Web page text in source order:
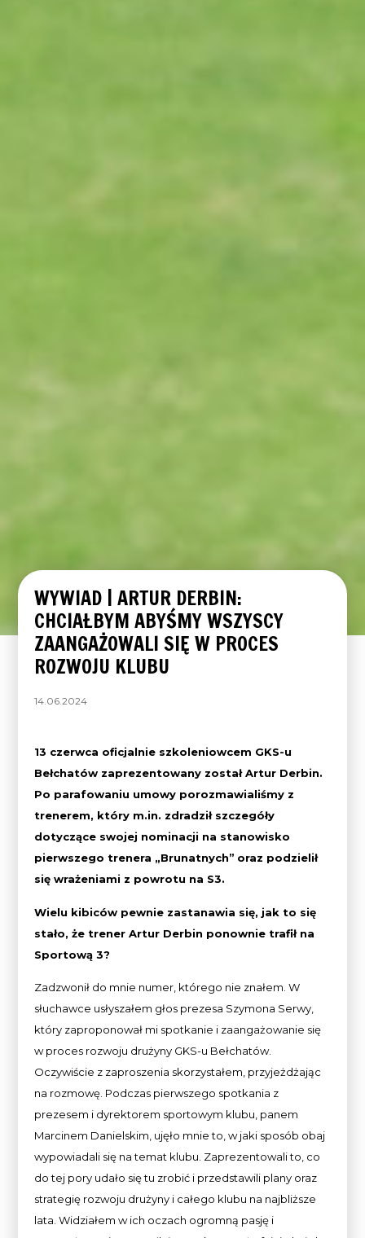
WYWIAD | ARTUR DERBIN:
CHCIAŁBYM ABYŚMY WSZYSCY
ZAANGAŻOWALI SIĘ W PROCES
ROZWOJU KLUBU
14.06.2024
13 czerwca oficjalnie szkoleniowcem GKS-u
Bełchatów zaprezentowany został Artur Derbin.
Po parafowaniu umowy porozmawialiśmy z
trenerem, który m.in. zdradził szczegóły
dotyczące swojej nominacji na stanowisko
pierwszego trenera „Brunatnych” oraz podzielił
się wrażeniami z powrotu na S3.
Wielu kibiców pewnie zastanawia się, jak to się
stało, że trener Artur Derbin ponownie trafił na
Sportową 3?
Zadzwonił do mnie numer, którego nie znałem. W
słuchawce usłyszałem głos prezesa Szymona Serwy,
który zaproponował mi spotkanie i zaangażowanie się
w proces rozwoju drużyny GKS-u Bełchatów.
Oczywiście z zaproszenia skorzystałem, przyjeżdżając
na rozmowę. Podczas pierwszego spotkania z
prezesem i dyrektorem sportowym klubu, panem
Marcinem Danielskim, ujęło mnie to, w jaki sposób obaj
wypowiadali się na temat klubu. Zaprezentowali to, co
do tej pory udało się tu zrobić i przedstawili plany oraz
strategię rozwoju drużyny i całego klubu na najbliższe
lata. Widziałem w ich oczach ogromną pasję i